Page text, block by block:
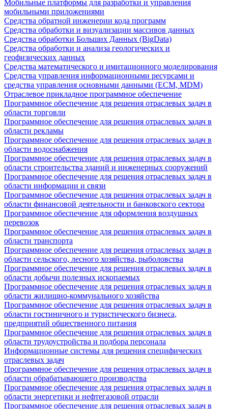
Мобильные платформы для разработки и управления
мобильными приложениями
Средства обратной инженерии кода программ
Средства обработки и визуализации массивов данных
Средства обработки Больших Данных (BigData)
Средства обработки и анализа геологических и
геофизических данных
Средства математического и имитационного моделирования
Средства управления информационными ресурсами и
средства управления основными данными (ECM, MDM)
Отраслевое прикладное программное обеспечение
Программное обеспечение для решения отраслевых задач в
области торговли
Программное обеспечение для решения отраслевых задач в
области рекламы
Программное обеспечение для решения отраслевых задач в
области водоснабжения
Программное обеспечение для решения отраслевых задач в
области строительства зданий и инженерных сооружений
Программное обеспечение для решения отраслевых задач в
области информации и связи
Программное обеспечение для решения отраслевых задач в
области финансовой деятельности и банковского сектора
Программное обеспечение для оформления воздушных
перевозок
Программное обеспечение для решения отраслевых задач в
области транспорта
Программное обеспечение для решения отраслевых задач в
области сельского, лесного хозяйства, рыболовства
Программное обеспечение для решения отраслевых задач в
области добычи полезных ископаемых
Программное обеспечение для решения отраслевых задач в
области жилищно-коммунального хозяйства
Программное обеспечение для решения отраслевых задач в
области гостиничного и туристического бизнеса,
предприятий общественного питания
Программное обеспечение для решения отраслевых задач в
области трудоустройства и подбора персонала
Информационные системы для решения специфических
отраслевых задач
Программное обеспечение для решения отраслевых задач в
области обрабатывающего производства
Программное обеспечение для решения отраслевых задач в
области энергетики и нефтегазовой отрасли
Программное обеспечение для решения отраслевых задач в